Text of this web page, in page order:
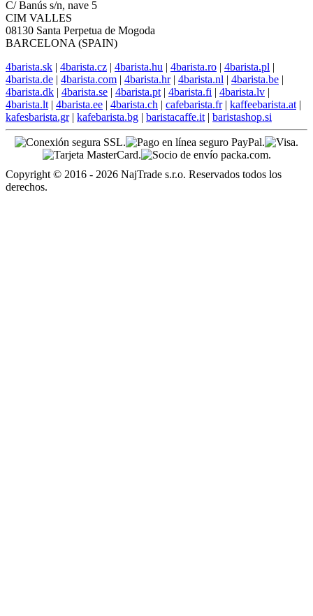
C/ Banús s/n, nave 5
CIM VALLES
08130 Santa Perpetua de Mogoda
BARCELONA (SPAIN)
4barista.sk | 4barista.cz | 4barista.hu | 4barista.ro | 4barista.pl |
4barista.de | 4barista.com | 4barista.hr| 4barista.nl | 4barista.be |
4barista.dk | 4barista.se | 4barista.pt | 4barista.fi | 4barista.lv |
4barista.lt | 4barista.ee | 4barista.ch | cafebarista.fr| kaffeebarista.at |
kafesbarista.gr| kafebarista.bg | baristacaffe.it | baristashop.si
Copyright © 2016 - 2026 NajTrade s.r.o. Reservados todos los
derechos.